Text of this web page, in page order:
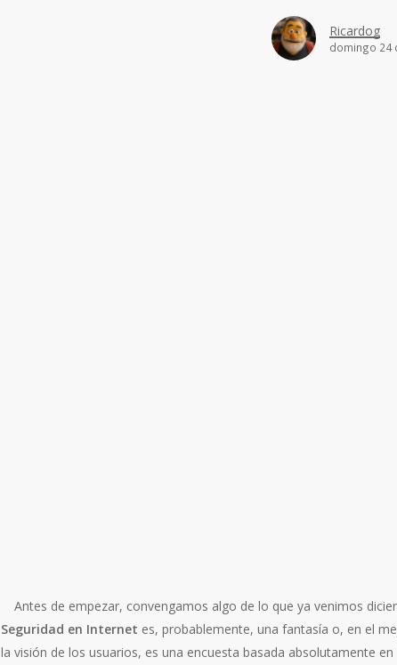
Ricardog
domingo 24
Antes de empezar, convengamos algo de lo que ya venimos
Seguridad en Internet es, probablemente, una fantasía o, en el
la visión de los usuarios, es una encuesta basada absolutamente